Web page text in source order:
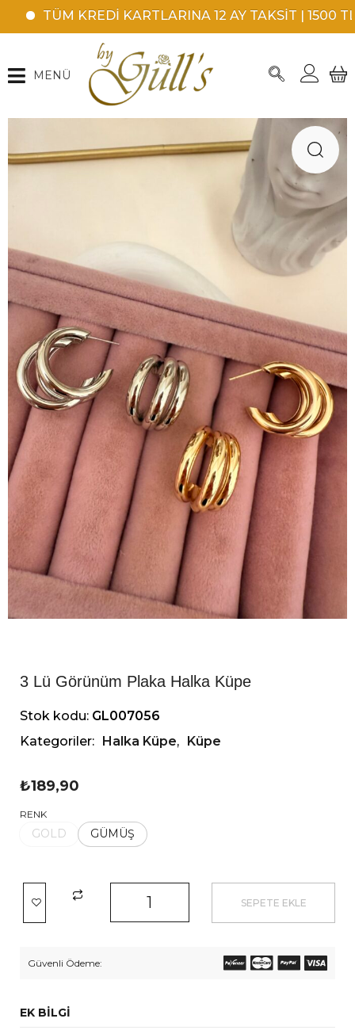
TÜM KREDİ KARTLARINA 12 AY TAKSİT | 1500 TL
MENÜ
3 Lü Görünüm Plaka Halka Küpe
Stok kodu: GL007056
Kategoriler: Halka Küpe, Küpe
₺189,90
RENK
GOLD GÜMÜŞ
SEPETE EKLE
Güvenli Ödeme:
EK BILGI